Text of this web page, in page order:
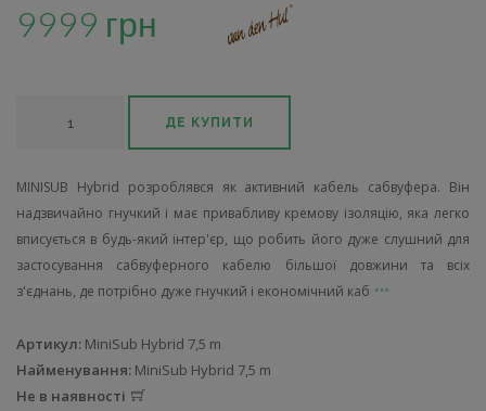
9999 грн
ДЕ КУПИТИ
MINISUB Hybrid розроблявся як активний кабель сабвуфера. Він
надзвичайно гнучкий і має привабливу кремову ізоляцію, яка легко
вписується в будь-який інтер'єр, що робить його дуже слушний для
застосування сабвуферного кабелю більшої довжини та всіх
з'єднань, де потрібно дуже гнучкий і економічний каб
Артикул: MiniSub Hybrid 7,5 m
Найменування: MiniSub Hybrid 7,5 m
Не в наявності